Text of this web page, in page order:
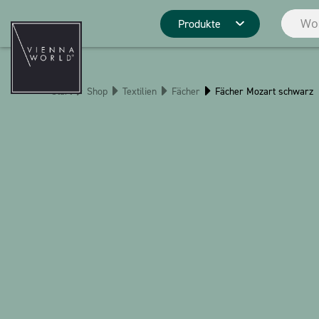
Produkte
Produktgruppen
Start Shop Textilien Fächer Fächer Mozart schwarz